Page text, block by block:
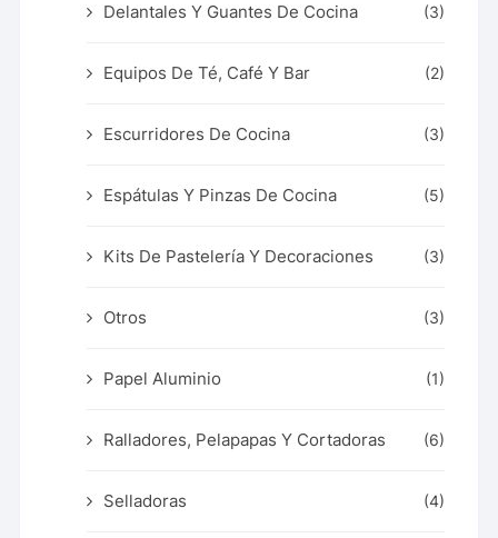
Delantales Y Guantes De Cocina (3)
Equipos De Té, Café Y Bar (2)
Escurridores De Cocina (3)
Espátulas Y Pinzas De Cocina (5)
Kits De Pastelería Y Decoraciones (3)
Otros (3)
Papel Aluminio (1)
Ralladores, Pelapapas Y Cortadoras (6)
Selladoras (4)